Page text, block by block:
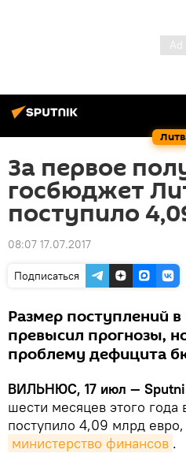
За первое
госбюджет
поступило
08:07 17.07.2017
Подписаться
Размер поступлений
превысил прогнозы,
проблему дефицита
ВИЛЬНЮС, 17 июл —
шести месяцев этого
поступило 4,09 млрд
министерство финансов .